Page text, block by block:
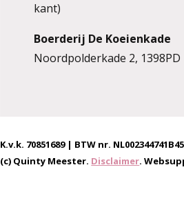
kant)
Boerderij De Koeienkade
Noordpolderkade 2,
K.v.k. 70851689 | BTW nr. NL002344741B45
(c) Quinty Meester. Disclaimer.